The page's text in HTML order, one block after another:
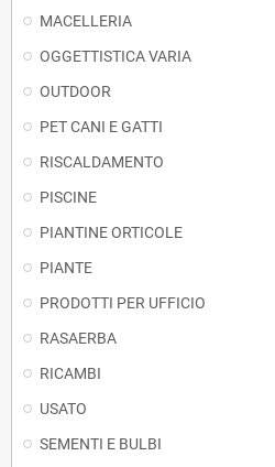
MACELLERIA
OGGETTISTICA VARIA
OUTDOOR
PET CANI E GATTI
RISCALDAMENTO
PISCINE
PIANTINE ORTICOLE
PIANTE
PRODOTTI PER UFFICIO
RASAERBA
RICAMBI
USATO
SEMENTI E BULBI